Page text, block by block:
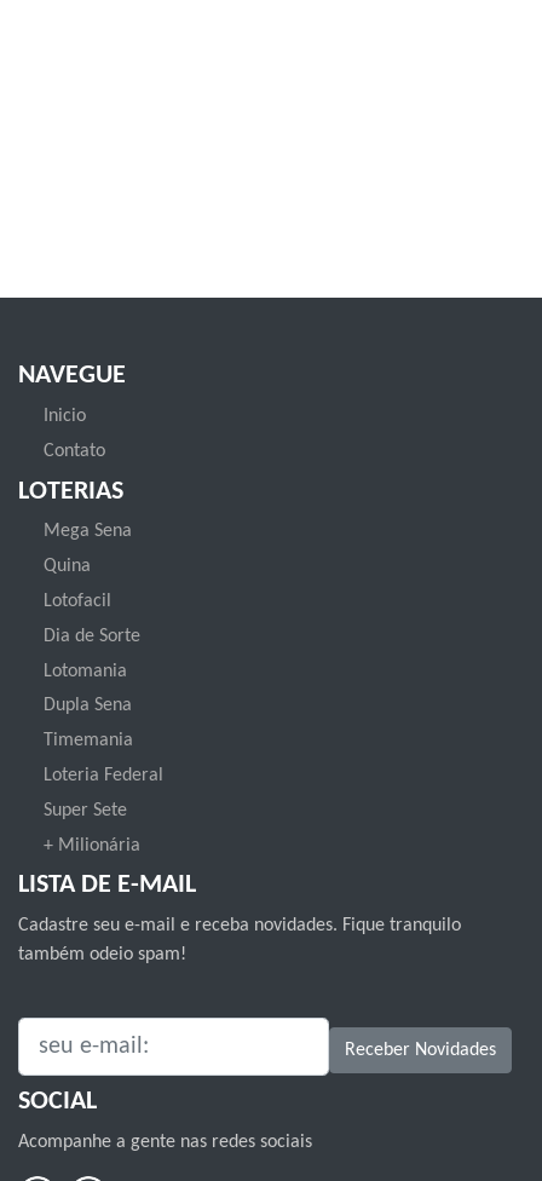
NAVEGUE
Inicio
Contato
LOTERIAS
Mega Sena
Quina
Lotofacil
Dia de Sorte
Lotomania
Dupla Sena
Timemania
Loteria Federal
Super Sete
+ Milionária
LISTA DE E-MAIL
Cadastre seu e-mail e receba novidades. Fique tranquilo
também odeio spam!
SEU E-MAIL: Receber Novidades
SOCIAL
Acompanhe a gente nas redes sociais